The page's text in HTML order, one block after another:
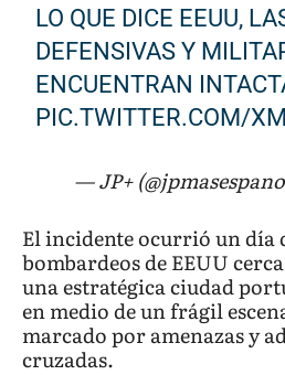
LO QUE DICE EEUU,
DEFENSIVAS Y
ENCUENTRAN
PIC.TWITTER.COM/
— JP+
El incidente ocurrió un día
bombardeos de EEUU
una estratégica ciudad
en medio de un frágil
marcado por amenazas y
cruzadas.